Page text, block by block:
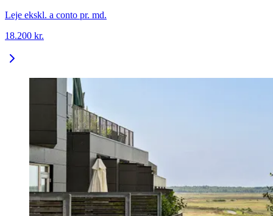
Leje ekskl. a conto pr. md.
18.200 kr.